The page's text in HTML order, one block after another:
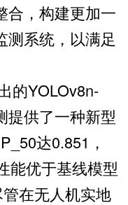
合，构建更加一
测系统，以满足
YOLOv8n-
提供了一种新型
达0.851，
能优于基线模型
在无人机实地